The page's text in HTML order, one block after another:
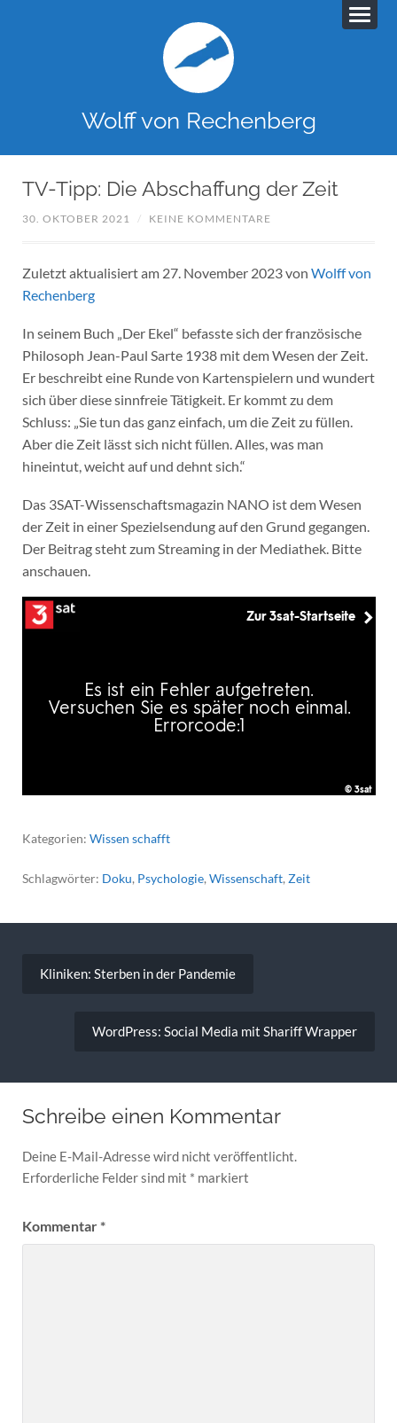
Wolff von Rechenberg
TV-Tipp: Die Abschaffung der Zeit
30. OKTOBER 2021 / KEINE KOMMENTARE
Zuletzt aktualisiert am 27. November 2023 von Wolff von
Rechenberg
In seinem Buch „Der Ekel“ befasste sich der französische
Philosoph Jean-Paul Sarte 1938 mit dem Wesen der Zeit.
Er beschreibt eine Runde von Kartenspielern und wundert
sich über diese sinnfreie Tätigkeit. Er kommt zu dem
Schluss: „Sie tun das ganz einfach, um die Zeit zu füllen.
Aber die Zeit lässt sich nicht füllen. Alles, was man
hineintut, weicht auf und dehnt sich.“
Das 3SAT-Wissenschaftsmagazin NANO ist dem Wesen
der Zeit in einer Spezielsendung auf den Grund gegangen.
Der Beitrag steht zum Streaming in der Mediathek. Bitte
anschauen.
Kategorien: Wissen schafft
Schlagwörter: Doku, Psychologie, Wissenschaft, Zeit
Kliniken: Sterben in der Pandemie
WordPress: Social Media mit Shariff Wrapper
Schreibe einen Kommentar
Deine E-Mail-Adresse wird nicht veröffentlicht.
Erforderliche Felder sind mit * markiert
Kommentar*